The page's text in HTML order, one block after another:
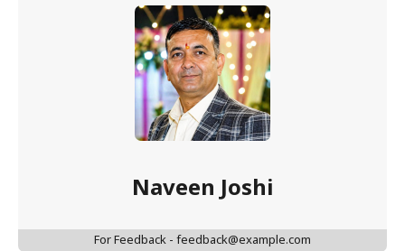
Naveen Joshi
For Feedback - feedback@example.com